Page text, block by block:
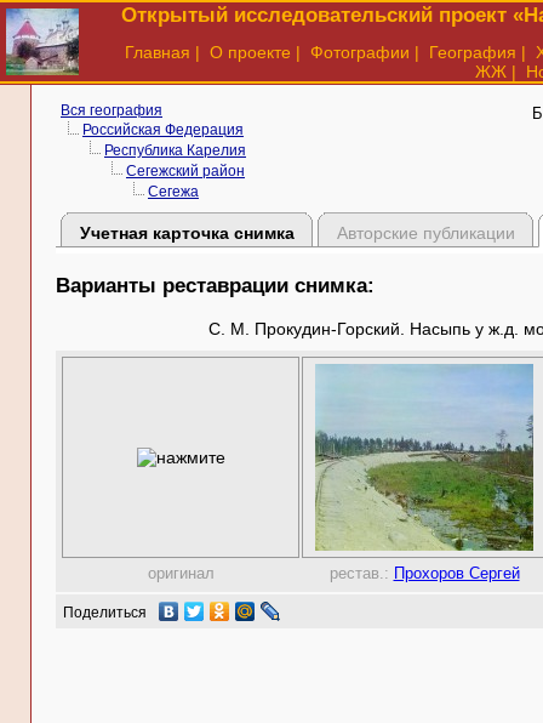
Открытый исследовательский проект
Главная | О проекте | Фотографии | География |
ЖЖ |
Вся география
Российская Федерация
Республика Карелия
Сегежский район
Сегежа
Учетная карточка снимка Авторские публикации
Варианты реставрации снимка:
С. М. Прокудин-Горский. Насыпь у ж.д.
оригинал рестав.: Прохоров Сергей
Поделиться